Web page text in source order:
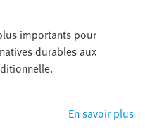
importants pour
durables aux
En savoir plus